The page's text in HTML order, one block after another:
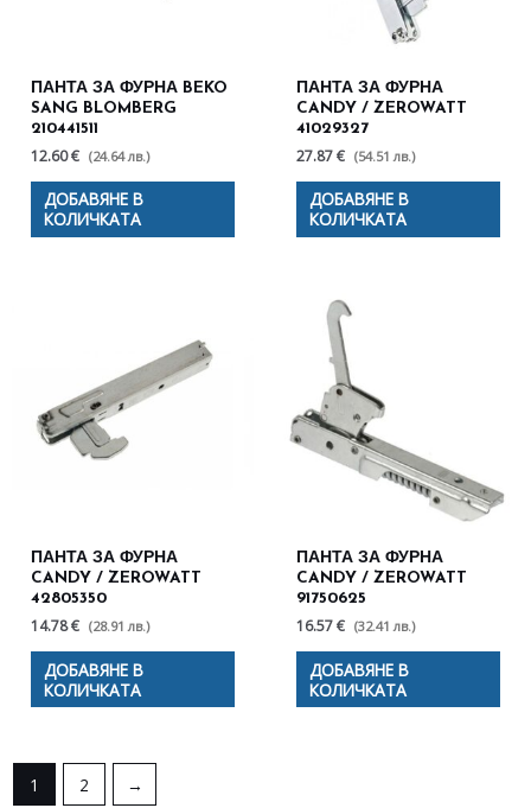
ПАНТА ЗА ФУРНА BEKO
SANG BLOMBERG
210441511
12.60 € (24.64 лв.)
ДОБАВЯНЕ В
КОЛИЧКАТА
ПАНТА ЗА ФУРНА
CANDY / ZEROWATT
41029327
27.87 € (54.51 лв.)
ДОБАВЯНЕ В
КОЛИЧКАТА
ПАНТА ЗА ФУРНА
CANDY / ZEROWATT
42805350
14.78 € (28.91 лв.)
ДОБАВЯНЕ В
КОЛИЧКАТА
ПАНТА ЗА ФУРНА
CANDY / ZEROWATT
91750625
16.57 € (32.41 лв.)
ДОБАВЯНЕ В
КОЛИЧКАТА
1 2 →